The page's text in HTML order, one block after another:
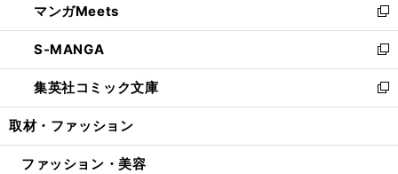
く
で
開
く
ド
ウ
で
開
く
ィ
ン
ド
ウ
で
開
い
ウ
ィ
ン
ド
ウ
開
マンガMeets
新
し
い
ウ
ィ
ン
ウ
S-MANGA
新
し
い
ウ
ン
集英社コミック文庫
新
し
ウ
取材・ファッション
ファッション・美容